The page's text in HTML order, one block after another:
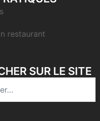
restaurant
SUR LE SITE